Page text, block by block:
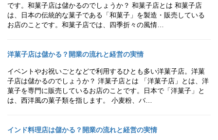
です。和菓子店は儲かるのでしょうか？ 和菓子店とは 和菓子店
は、日本の伝統的な菓子である「和菓子」を製造・販売している
お店のことです。和菓子店では、四季折々の風情…
洋菓子店は儲かる？開業の流れと経営の実情
イベントやお祝いごとなどで利用するひとも多い洋菓子店。洋菓
子店は儲かるのでしょうか？ 洋菓子店とは 「洋菓子店」とは、洋
菓子を専門に販売しているお店のことです。日本で「洋菓子」と
は、西洋風の菓子類を指します。 小麦粉、バ…
インド料理店は儲かる？開業の流れと経営の実情